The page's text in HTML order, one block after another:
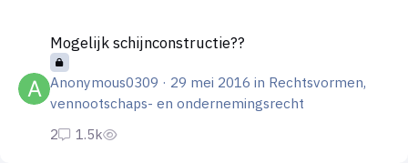
Mogelijk schijnconstructie??
Anonymous0309 · 29 mei 2016 in Rechtsvormen,
vennootschaps- en ondernemingsrecht